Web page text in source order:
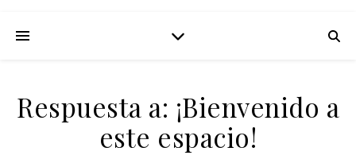
Respuesta a: ¡Bienvenido a
este espacio!